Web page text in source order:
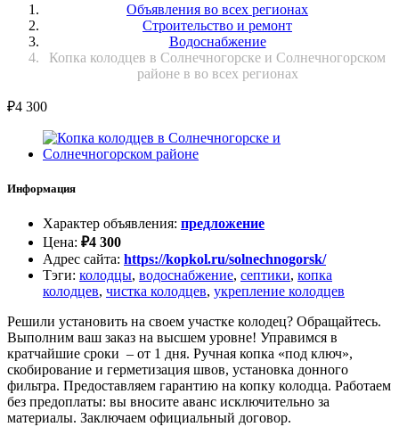
Объявления во всех регионах
Строительство и ремонт
Водоснабжение
Копка колодцев в Солнечногорске и Солнечногорском
районе в во всех регионах
₽4 300
Информация
Характер объявления: предложение
Цена: ₽4 300
Адрес сайта: https://kopkol.ru/solnechnogorsk/
Тэги: колодцы, водоснабжение, септики, копка
колодцев, чистка колодцев, укрепление колодцев
Решили установить на своем участке колодец? Обращайтесь.
Выполним ваш заказ на высшем уровне! Управимся в
кратчайшие сроки – от 1 дня. Ручная копка «под ключ»,
скобирование и герметизация швов, установка донного
фильтра. Предоставляем гарантию на копку колодца. Работаем
без предоплаты: вы вносите аванс исключительно за
материалы. Заключаем официальный договор.